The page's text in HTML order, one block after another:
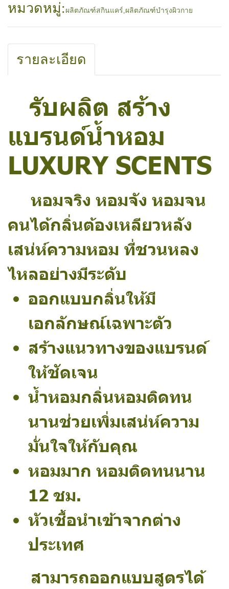
หมวดหมู่: ผลิตภัณฑ์สกินแคร์,ผลิตภัณฑ์บำรุงผิวกาย
รายละเอียด
รับผลิต สร้าง
แบรนด์น้ำหอม
LUXURY SCENTS
หอมจริง หอมจัง หอมจน
คนได้กลิ่นต้องเหลียวหลัง
เสน่ห์ความหอม ที่ชวนหลง
ไหลอย่างมีระดับ
ออกแบบกลิ่นให้มี
เอกลักษณ์เฉพาะตัว
สร้างแนวทางของแบรนด์
ให้ชัดเจน
น้ำหอมกลิ่นหอมติดทน
นานช่วยเพิ่มเสน่ห์ความ
มั่นใจให้กับคุณ
หอมมาก หอมติดทนนาน
12 ชม.
หัวเชื้อนำเข้าจากต่าง
ประเทศ
สามารถออกแบบสูตรได้